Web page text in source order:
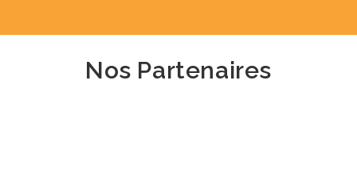
Nos Partenaires